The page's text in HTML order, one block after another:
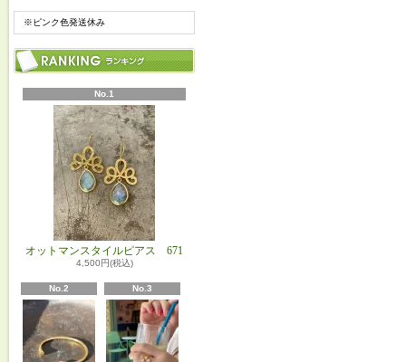
※ピンク色発送休み
No.1
オットマンスタイルピアス 671
4,500円(税込)
No.2 No.3